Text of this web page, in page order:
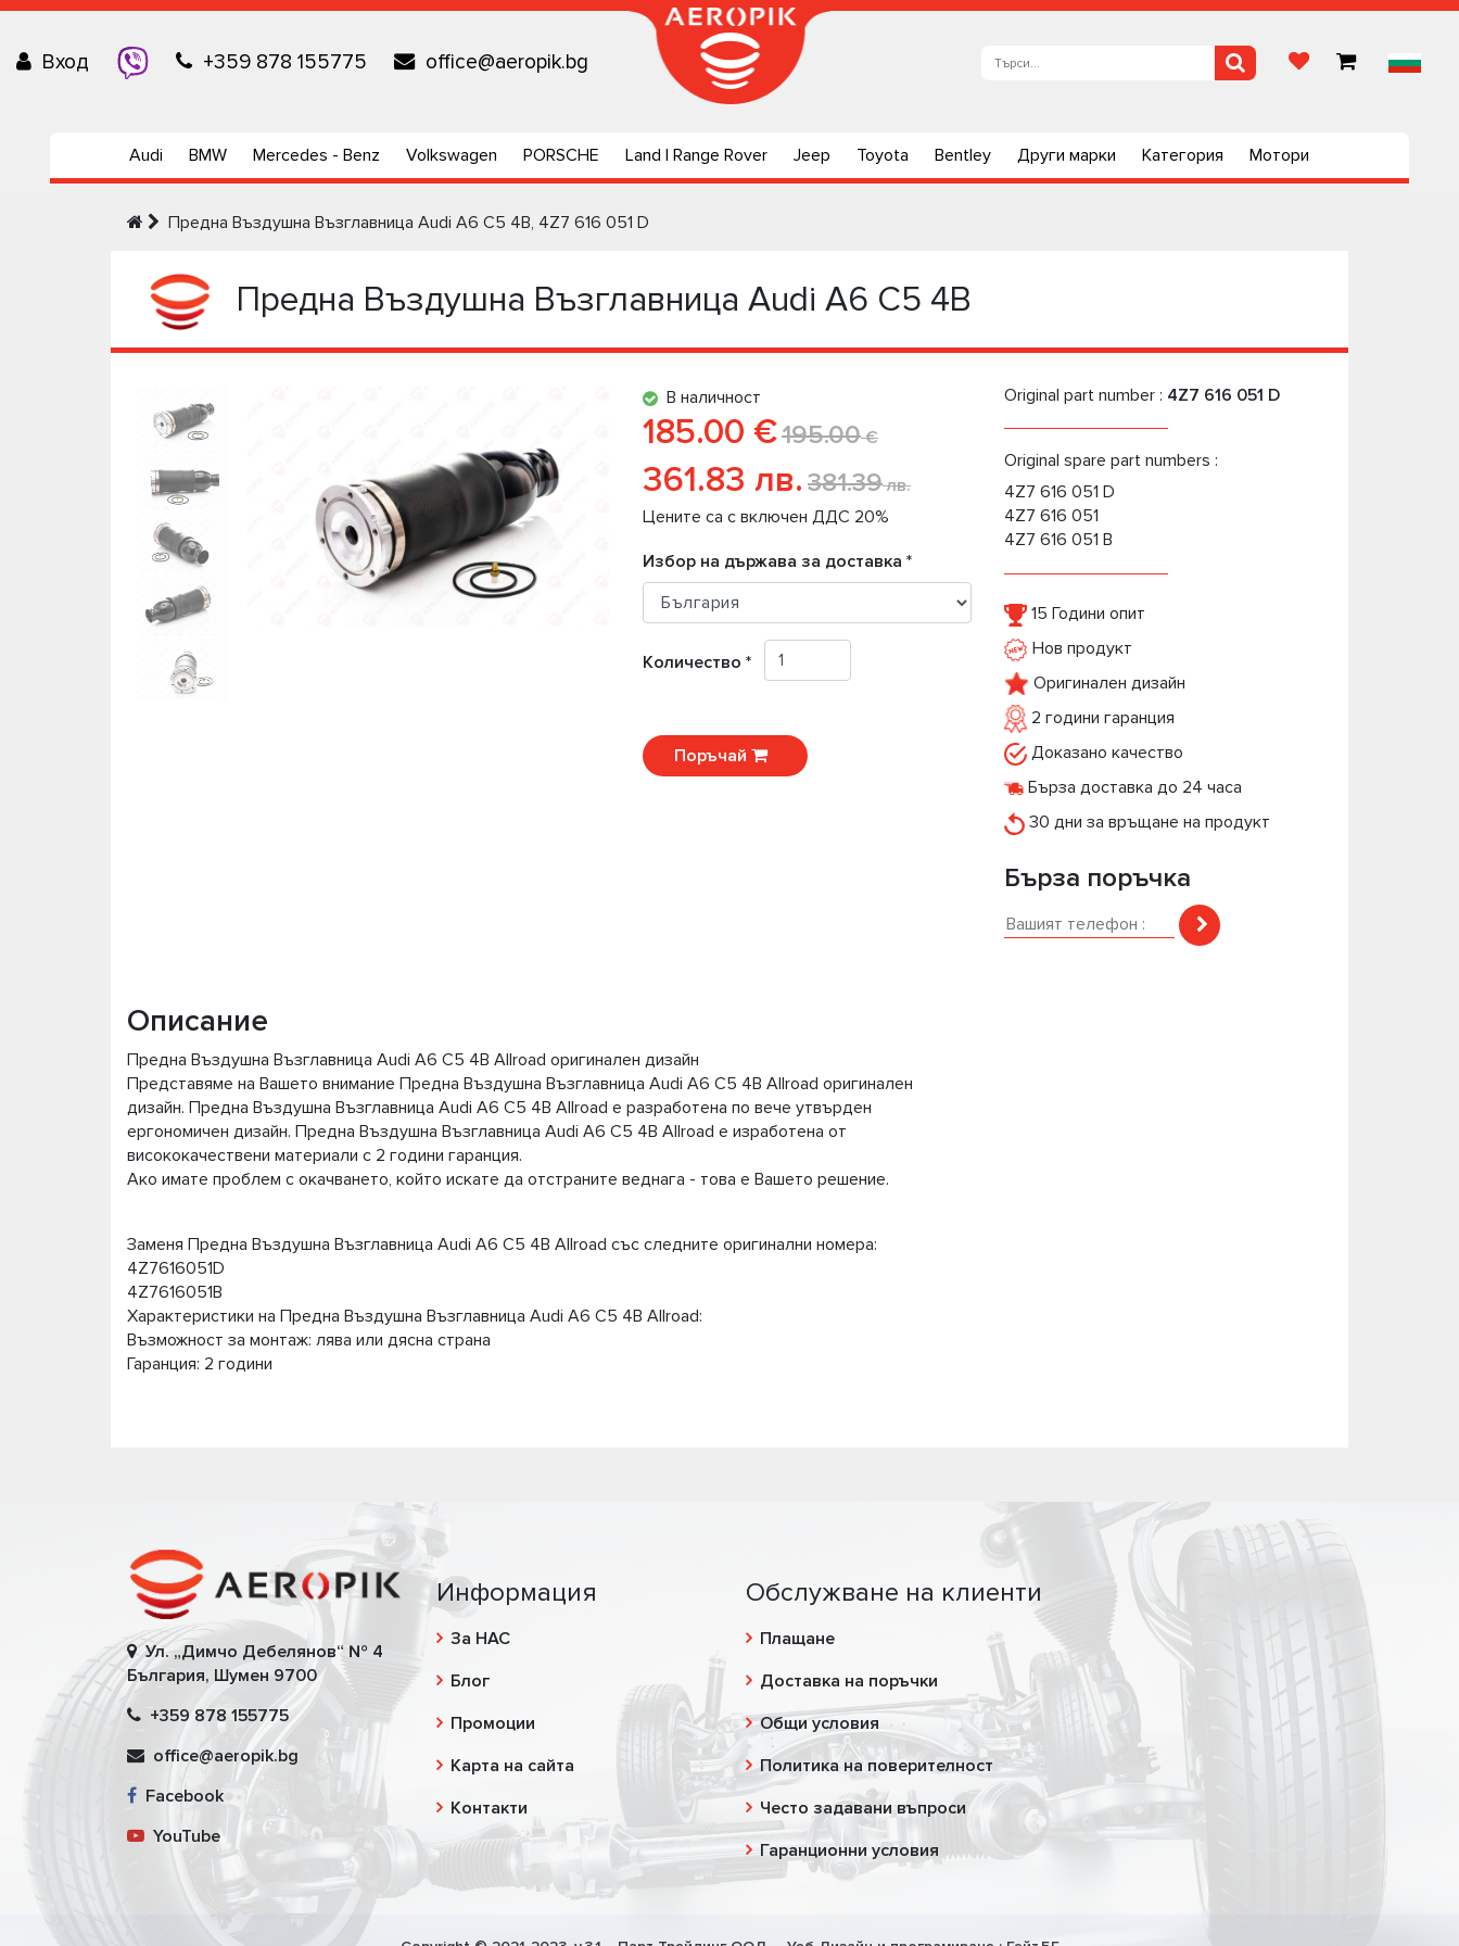
Вход +359 878 155775 office@aeropik.bg
Audi BMW Mercedes - Benz Volkswagen PORSCHE Land | Range Rover Jeep Toyota Bentley Други марки Категория Мотори
Предна Въздушна Възглавница Audi A6 C5 4B, 4Z7 616 051 D
Предна Въздушна Възглавница Audi A6 C5 4B
В наличност
185.00 €195.00€
361.83 лв. 381.39лв.
Цените са с включен ДДС 20%
Избор на държава за доставка *
Количество *
Поръчай
Original part number : 4Z7 616 051 D
Original spare part numbers :
4Z7 616 051 D
4Z7 616 051
4Z7 616 051 B
15 Години опит
Нов продукт
Оригинален дизайн
2 години гаранция
Доказано качество
Бърза доставка до 24 часа
30 дни за връщане на продукт
Бърза поръчка
Описание
Предна Въздушна Възглавница Audi A6 C5 4B Allroad оригинален дизайн
Представяме на Вашето внимание Предна Въздушна Възглавница Audi A6 C5 4B Allroad оригинален
дизайн. Предна Въздушна Възглавница Audi A6 C5 4B Allroad е разработена по вече утвърден
ергономичен дизайн. Предна Въздушна Възглавница Audi A6 C5 4B Allroad е изработена от
висококачествени материали с 2 години гаранция.
Ако имате проблем с окачването, който искате да отстраните веднага - това е Вашето решение.
Заменя Предна Въздушна Възглавница Audi A6 C5 4B Allroad със следните оригинални номера:
4Z7616051D
4Z7616051B
Характеристики на Предна Въздушна Възглавница Audi A6 C5 4B Allroad:
Възможност за монтаж: лява или дясна страна
Гаранция: 2 години
Ул. „Димчо Дебелянов“ № 4
България, Шумен 9700
+359 878 155775
office@aeropik.bg
Facebook
YouTube
Информация
За НАС
Блог
Промоции
Карта на сайта
Контакти
Обслужване на клиенти
Плащане
Доставка на поръчки
Общи условия
Политика на поверителност
Често задавани въпроси
Гаранционни условия